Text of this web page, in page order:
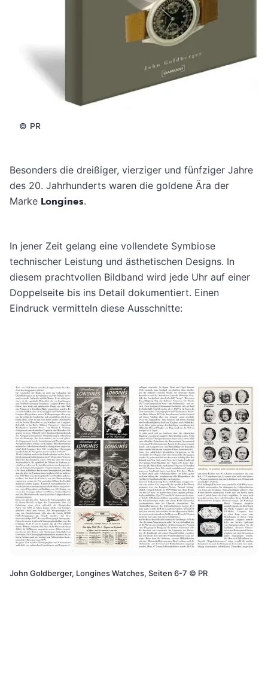
© PR
Besonders die dreißiger, vierziger und fünfziger Jahre
des 20. Jahrhunderts waren die goldene Ära der
Marke Longines.
In jener Zeit gelang eine vollendete Symbiose
technischer Leistung und ästhetischen Designs. In
diesem prachtvollen Bildband wird jede Uhr auf einer
Doppelseite bis ins Detail dokumentiert. Einen
Eindruck vermitteln diese Ausschnitte:
John Goldberger, Longines Watches, Seiten 6-7 © PR